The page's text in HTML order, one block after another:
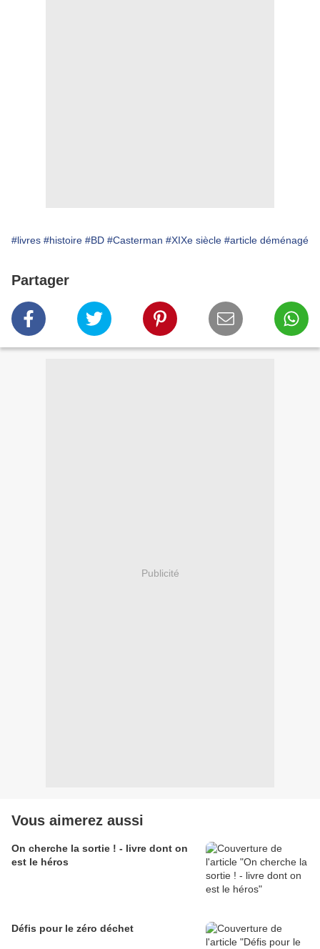
#livres #histoire #BD #Casterman #XIXe siècle #article déménagé
Partager
Publicité
Vous aimerez aussi
On cherche la sortie ! - livre dont on
est le héros
Défis pour le zéro déchet